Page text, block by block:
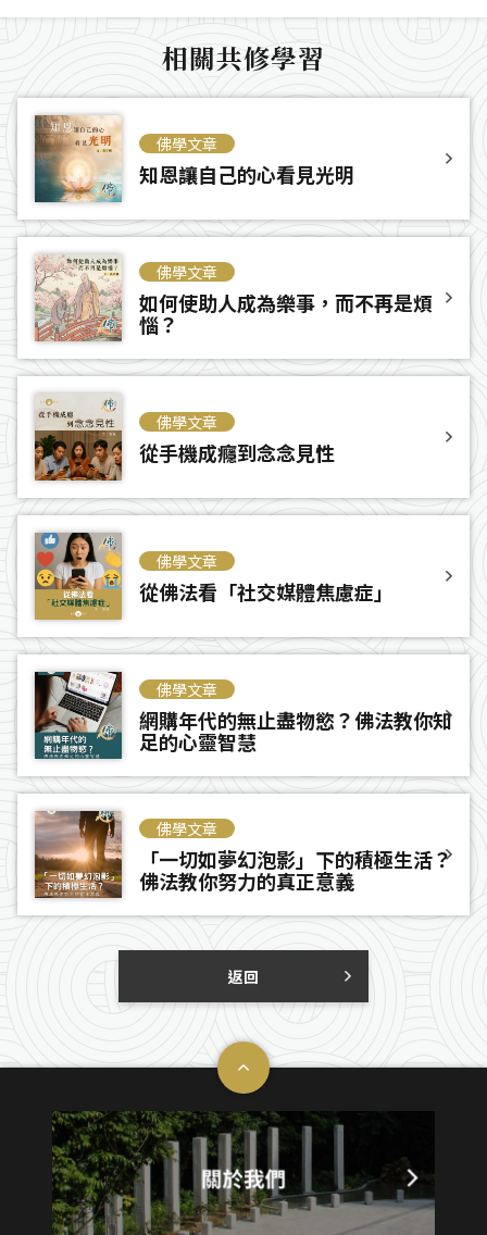
相關共修學習
佛學文章
知恩讓自己的心看見光明
佛學文章
如何使助人成為樂事，而不再是煩
惱？
佛學文章
從手機成癮到念念見性
佛學文章
從佛法看「社交媒體焦慮症」
佛學文章
網購年代的無止盡物慾？佛法教你知
足的心靈智慧
佛學文章
「一切如夢幻泡影」下的積極生活？
佛法教你努力的真正意義
返回